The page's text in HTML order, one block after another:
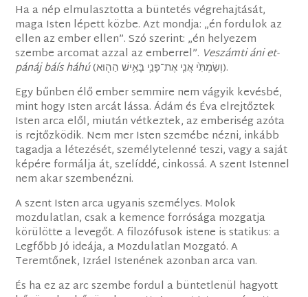
Ha a nép elmulasztotta a büntetés végrehajtását,
maga Isten lépett közbe. Azt mondja: „én fordulok az
ellen az ember ellen”. Szó szerint: „én helyezem
szembe arcomat azzal az emberrel”. Veszámti áni et-
pánáj báís háhú
(‎וְשַׂמְתִּ֙י אֲנִ֧י אֶת־פָּנַ֛י בָּאִ֥ישׁ הַה֖וּא).
Egy bűnben élő ember semmire nem vágyik kevésbé,
mint hogy Isten arcát lássa. Ádám és Éva elrejtőztek
Isten arca elől, miután vétkeztek, az emberiség azóta
is rejtőzködik. Nem mer Isten szemébe nézni, inkább
tagadja a létezését, személytelenné teszi, vagy a saját
képére formálja át, szelíddé, cinkossá. A szent Istennel
nem akar szembenézni.
A szent Isten arca ugyanis személyes. Molok
mozdulatlan, csak a kemence forrósága mozgatja
körülötte a levegőt. A filozófusok istene is statikus: a
Legfőbb Jó ideája, a Mozdulatlan Mozgató. A
Teremtőnek, Izráel Istenének azonban arca van.
És ha ez az arc szembe fordul a büntetlenül hagyott